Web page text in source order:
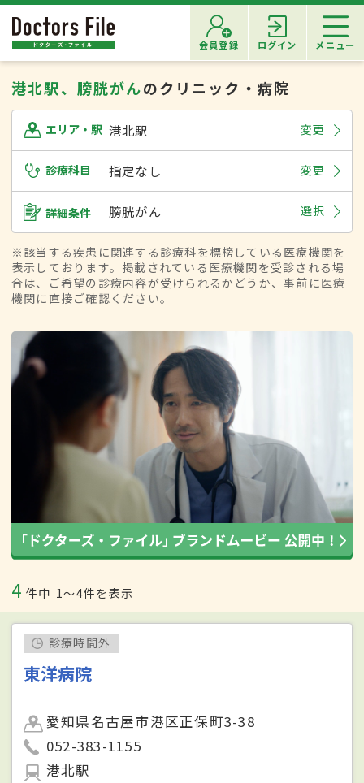
会員登録 ログイン メニュー
港北駅、膀胱がんのクリニック・病院
エリア・駅 港北駅 変更
診療科目 指定なし 変更
詳細条件 膀胱がん 選択
※該当する疾患に関連する診療科を標榜している医療機関を
表示しております。掲載されている医療機関を受診される場
合は、ご希望の診療内容が受けられるかどうか、事前に医療
機関に直接ご確認ください。
4 件中 1〜4件を表示
診療時間外
東洋病院
愛知県名古屋市港区正保町3-38
052-383-1155
港北駅